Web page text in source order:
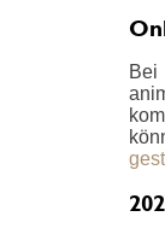
Bei